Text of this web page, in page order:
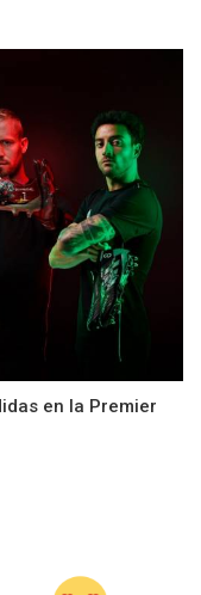
en la Premier